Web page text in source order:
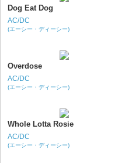
Dog Eat Dog
AC/DC
(エーシー・ディーシー)
Overdose
AC/DC
(エーシー・ディーシー)
Whole Lotta Rosie
AC/DC
(エーシー・ディーシー)